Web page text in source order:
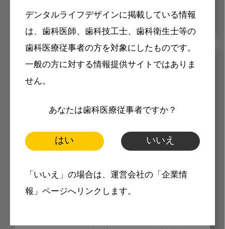
デンタルライフデザインに掲載している情報
は、歯科医師、歯科技工士、歯科衛生士等の
歯科医療従事者の方を対象にしたものです。
一般の方に対する情報提供サイトではありま
せん。
あなたは歯科医療従事者ですか？
はい いいえ
「いいえ」の場合は、運営会社の「企業情
報」ページへリンクします。
メリット
製品価格も閲覧可能